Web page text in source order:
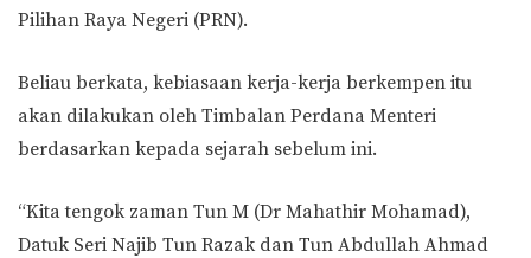
Pilihan Raya Negeri (PRN).
Beliau berkata, kebiasaan kerja-kerja berkempen itu
akan dilakukan oleh Timbalan Perdana Menteri
berdasarkan kepada sejarah sebelum ini.
“Kita tengok zaman Tun M (Dr Mahathir Mohamad),
Datuk Seri Najib Tun Razak dan Tun Abdullah Ahmad